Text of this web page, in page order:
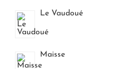
Le Vaudoué
Maisse